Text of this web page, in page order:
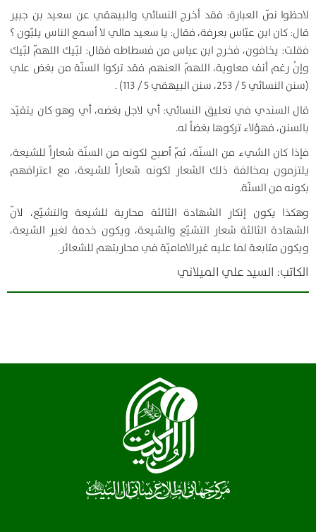
لاحظوا نصّ العبارة: فقد أخرج النسائي والبيهقي عن سعيد بن جبير
قال: كان ابن عبّاس بعرفة، فقال: يا سعيد مالي لا أسمع الناس يلبّون ؟
فقلت: يخافون، فخرج ابن عباس من فسطاطه فقال: لبّيك اللهمّ لبّيك
وإنْ رغم أنف معاوية، اللهمّ العنهم فقد تركوا السنّة من بغض علي
(سنن النسائي 5 / 253، سنن البيهقي 5 / 113) .
قال السندي في تعليق النسائي: أي لاجل بغضه، أي وهو كان يتقيّد
بالسنن، فهؤلاء تركوها بغضاً له.
فإذا كان الشيء من السنّة، ثمّ أصبح لكونه من السنّة شعاراً للشيعة،
يلتزمون بمخالفة ذلك الشعار لكونه شعاراً للشيعة، مع اعترافهم
بكونه من السنّة.
وهكذا يكون إنكار الشهادة الثالثة محاربة للشيعة والتشيّع، لانّ
الشهادة الثالثة شعار التشيّع والشيعة، ويكون خدمة لغير الشيعة،
ويكون متابعة لما عليه غيرالاماميّة في محاربتهم للشعائر.
الكاتب: السيد علي الميلاني